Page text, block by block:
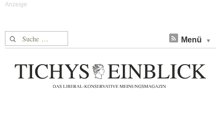
Suche nach: Menü